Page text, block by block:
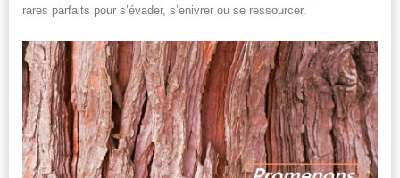
rares parfaits pour s’évader, s’enivrer ou se ressourcer.